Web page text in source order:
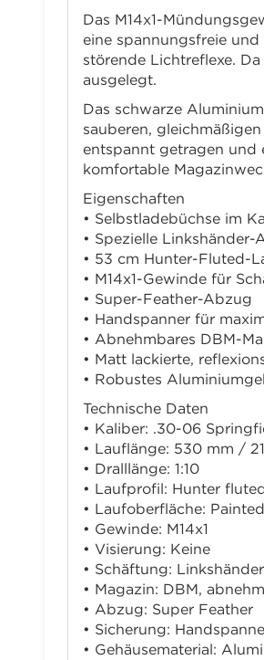
Das M14x1-
eine spannungsfreie
störende Lichtreflexe.
ausgelegt.
Das schwarze
sauberen,
entspannt getragen und
komfortable
Eigenschaften
• Selbstladebüchse im
• Spezielle Linkshänder-
• 53 cm Hunter-Fluted-
• M14x1-Gewinde für
• Super-Feather-Abzug
• Handspanner für
• Abnehmbares DBM-
• Matt lackierte,
• Robustes
Technische Daten
• Kaliber: .30-06
• Lauflänge: 530 mm /
• Dralllänge: 1:10
• Laufprofil: Hunter fluted
• Laufoberfläche:
• Gewinde: M14x1
• Visierung: Keine
• Schäftung: Linkshänder
• Magazin: DBM,
• Abzug: Super Feather
• Sicherung:
• Gehäusematerial: